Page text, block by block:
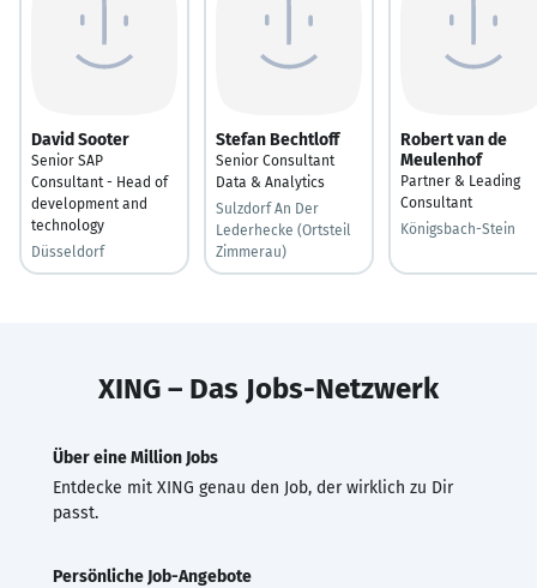
David Sooter
Senior SAP
Consultant - Head of
development and
technology
Düsseldorf
Stefan Bechtloff
Senior Consultant
Data & Analytics
Sulzdorf An Der
Lederhecke (Ortsteil
Zimmerau)
Robert van de
Meulenhof
Partner & Leading
Consultant
Königsbach-Stein
XING – Das Jobs-Netzwerk
Über eine Million Jobs
Entdecke mit XING genau den Job, der wirklich zu Dir
passt.
Persönliche Job-Angebote